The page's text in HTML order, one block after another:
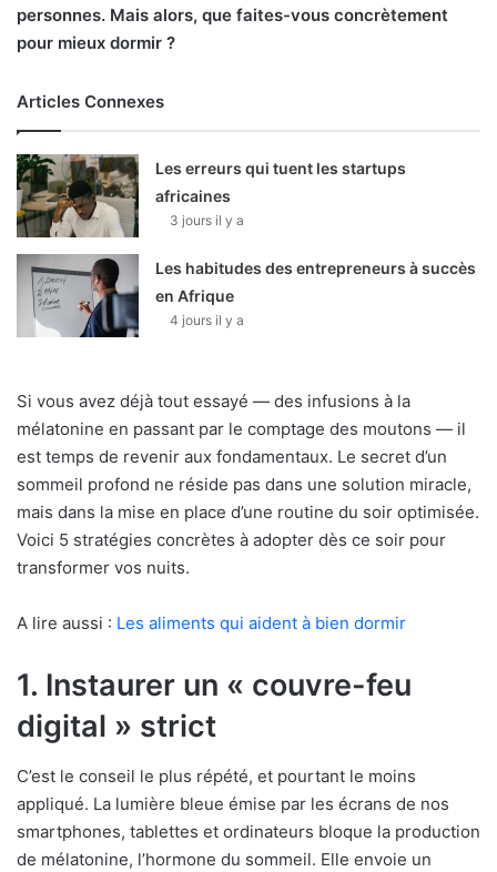
personnes. Mais alors, que faites-vous concrètement
pour mieux dormir ?
Articles Connexes
Les erreurs qui tuent les startups
africaines
3 jours il y a
Les habitudes des entrepreneurs à succès
en Afrique
4 jours il y a
Si vous avez déjà tout essayé — des infusions à la
mélatonine en passant par le comptage des moutons — il
est temps de revenir aux fondamentaux. Le secret d’un
sommeil profond ne réside pas dans une solution miracle,
mais dans la mise en place d’une routine du soir optimisée.
Voici 5 stratégies concrètes à adopter dès ce soir pour
transformer vos nuits.
A lire aussi : Les aliments qui aident à bien dormir
1. Instaurer un « couvre-feu
digital » strict
C’est le conseil le plus répété, et pourtant le moins
appliqué. La lumière bleue émise par les écrans de nos
smartphones, tablettes et ordinateurs bloque la production
de mélatonine, l’hormone du sommeil. Elle envoie un